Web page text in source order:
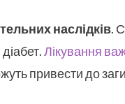
наслідків.
Лікування
привести до